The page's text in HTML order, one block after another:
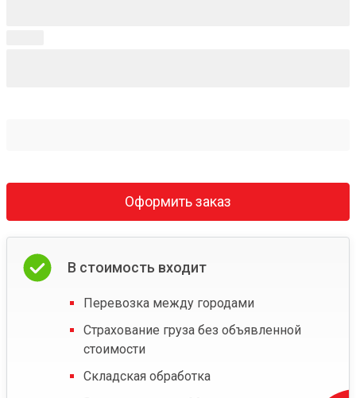
Оформить заказ
В стоимость входит
Перевозка между городами
Страхование груза без объявленной
стоимости
Складская обработка